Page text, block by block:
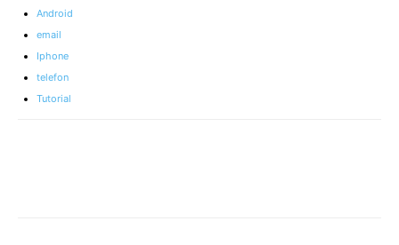
Android
email
Iphone
telefon
Tutorial